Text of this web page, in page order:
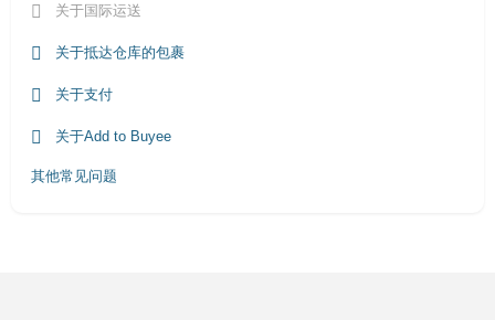
关于国际运送
关于抵达仓库的包裹
关于支付
关于Add to Buyee
其他常见问题